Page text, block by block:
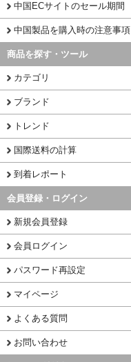
中国ECサイトのセール期間
中国製品を購入時の注意事項
商品を探す・ツール
カテゴリ
ブランド
トレンド
国際送料の計算
到着レポート
会員登録・ログイン
新規会員登録
会員ログイン
パスワード再設定
マイページ
よくある質問
お問い合わせ